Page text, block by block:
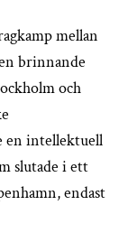
mellan
brinnande
och
en intellektuell
slutade i ett
endast